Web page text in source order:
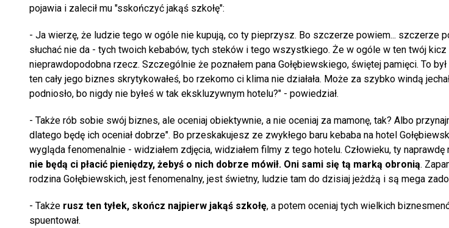
pojawia i zalecił mu "sskończyć jakąś szkołę":
- Ja wierzę, że ludzie tego w ogóle nie kupują, co ty pieprzysz. Bo szczerze powiem... szczerze
słuchać nie da - tych twoich kebabów, tych steków i tego wszystkiego. Że w ogóle w ten twój
nieprawdopodobna rzecz. Szczególnie że poznałem pana Gołębiewskiego, świętej pamięci. To
ten cały jego biznes skrytykowałeś, bo rzekomo ci klima nie działała. Może za szybko windą
podniosło, bo nigdy nie byłeś w tak ekskluzywnym hotelu?" - powiedział.
- Także rób sobie swój biznes, ale oceniaj obiektywnie, a nie oceniaj za mamonę, tak? Albo
dlatego będę ich oceniał dobrze". Bo przeskakujesz ze zwykłego baru kebaba na hotel
wygląda fenomenalnie - widziałem zdjęcia, widziałem filmy z tego hotelu. Człowieku, ty
nie będą ci płacić pieniędzy, żebyś o nich dobrze mówił. Oni sami się tą marką obronią.
rodzina Gołębiewskich, jest fenomenalny, jest świetny, ludzie tam do dzisiaj jeżdżą i są mega
- Także rusz ten tyłek, skończ najpierw jakąś szkołę, a potem oceniaj tych wielkich
spuentował.